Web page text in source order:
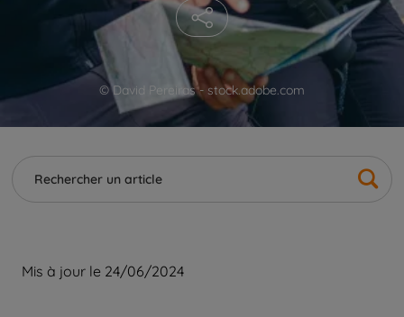
© David Pereiras - stock.adobe.com
Mis à jour le 24/06/2024